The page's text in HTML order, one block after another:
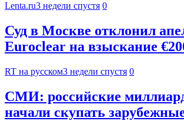
Lenta.ru3 недели спустя 0
Суд в Москве отклонил
Euroclear на взыскание
RT на русском3 недели спустя 0
СМИ: российские
начали скупать